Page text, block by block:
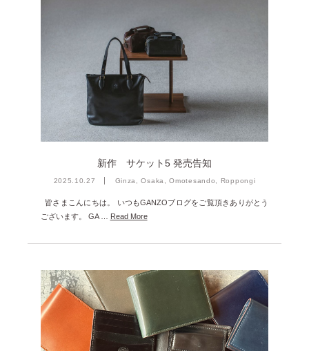
絞り込む2026年5月 [1]
2026年4月 [7]
2026年3月 [5]
2026年1月 [2]
2025年12月 [2]
2025年11月 [6]
2025年10月 [8]
2025年9月 [8]
2025年6月 [3]
2025年5月 [3]
2025年4月 [7]
2025年3月 [1]
新作 サケット5 発売告知
2025.10.27 Ginza, Osaka, Omotesando, Roppongi
皆さまこんにちは。 いつもGANZOブログをご覧頂きありがとう
ございます。 GA …
Read More